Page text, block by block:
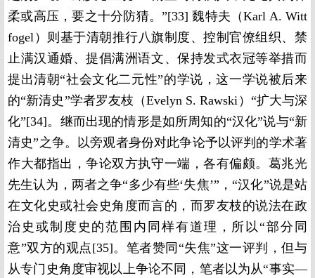
柔或高压，要之十分防猜。”[33] 魏特夫（Karl A. Witt
fogel）则基于清朝推行八旗制度、控制官僚组织、禁
止满汉通婚、提倡满洲语文、保持发式衣冠等举措而
提出清朝“社会文化二元性”的学说，这一学说被后来
的“新清史”学者罗友枝（Evelyn S. Rawski）“扩大与深
化”[34]。继而出现的情形是如所周知的“汉化”说与“新
清史”之争。以旁观者身份对此争论予以评判的学术著
作大都指出，争论双方执守一端，各有偏颇。葛兆光
先生认为，两者之争“多少有些‘失焦’”，“汉化”说是站
在文化史或社会史角度而言的，而罗友枝的说法在政
治史或制度史的范围内同样有道理，所以“部分同
意”双方的观点[35]。笔者赞同“失焦”这一评判，但与
从专门史角度审视以上争论不同，笔者以为从“事实—